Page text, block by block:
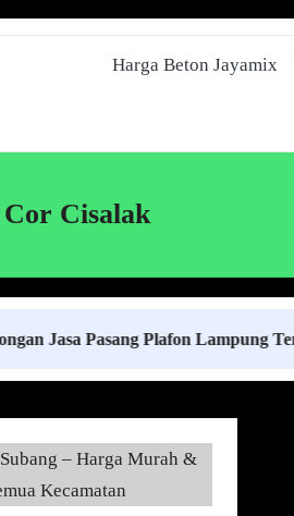
Harga Beton Jayamix
Cisalak
Pasang Plafon Lampung Terdekat